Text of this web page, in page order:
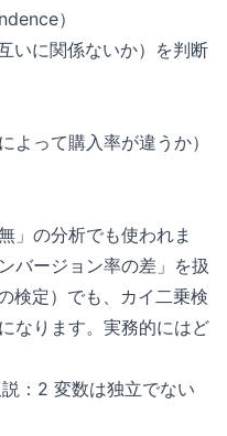
）
いに関係ないか）を判断
よって購入率が違うか）
」の分析でも使われま
バージョン率の差」を扱
検定）でも、カイ二乗検
なります。実務的にはど
：2 変数は独立でない